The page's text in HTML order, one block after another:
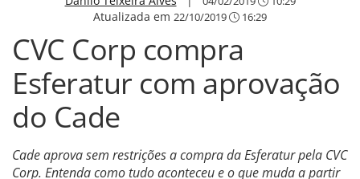
Atualizada em 22/10/2019 16:29
CVC Corp compra
Esferatur com aprovação
do Cade
Cade aprova sem restrições a compra da Esferatur pela CVC
Corp. Entenda como tudo aconteceu e o que muda a partir